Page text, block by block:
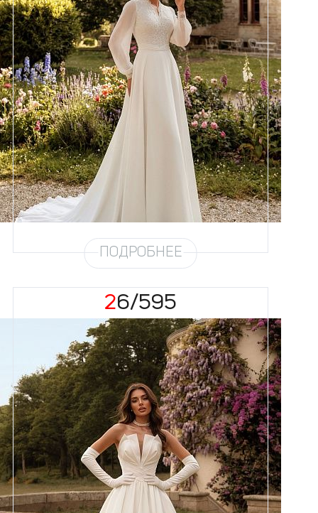
Размеры
42, 44, 46, 48, 50, 52, 54, 56,
58
Цвет
Силуэт
Юбка
Шифон на атласе
Шлейф
Возможен
ПОДРОБНЕЕ
26/595